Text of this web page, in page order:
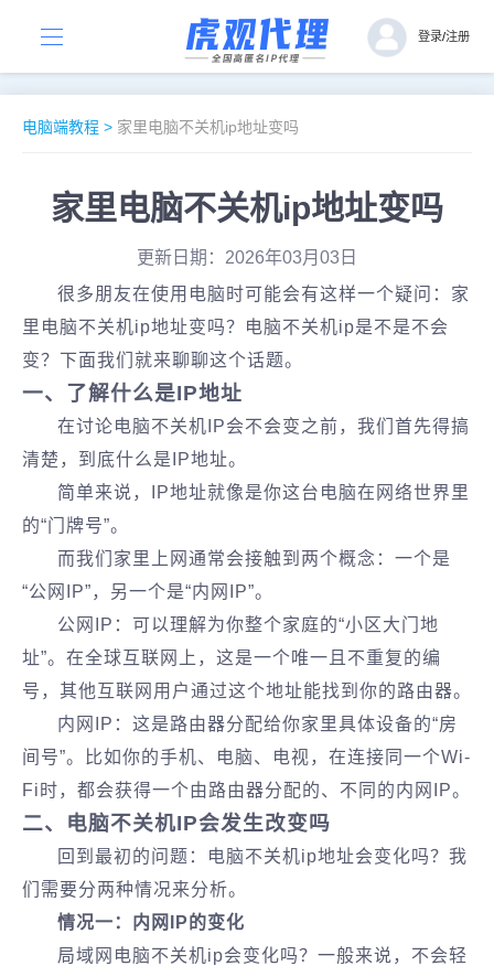
登录/注册
电脑端教程 > 家里电脑不关机ip地址变吗
家里电脑不关机ip地址变吗
更新日期：2026年03月03日
很多朋友在使用电脑时可能会有这样一个疑问：家
里电脑不关机ip地址变吗？电脑不关机ip是不是不会
变？下面我们就来聊聊这个话题。
一、了解什么是IP地址
在讨论电脑不关机IP会不会变之前，我们首先得搞
清楚，到底什么是IP地址。
简单来说，IP地址就像是你这台电脑在网络世界里
的“门牌号”。
而我们家里上网通常会接触到两个概念：一个是
“公网IP”，另一个是“内网IP”。
公网IP：可以理解为你整个家庭的“小区大门地
址”。在全球互联网上，这是一个唯一且不重复的编
号，其他互联网用户通过这个地址能找到你的路由器。
内网IP：这是路由器分配给你家里具体设备的“房
间号”。比如你的手机、电脑、电视，在连接同一个Wi-
Fi时，都会获得一个由路由器分配的、不同的内网IP。
二、电脑不关机IP会发生改变吗
回到最初的问题：电脑不关机ip地址会变化吗？我
们需要分两种情况来分析。
情况一：内网IP的变化
局域网电脑不关机ip会变化吗？一般来说，不会轻